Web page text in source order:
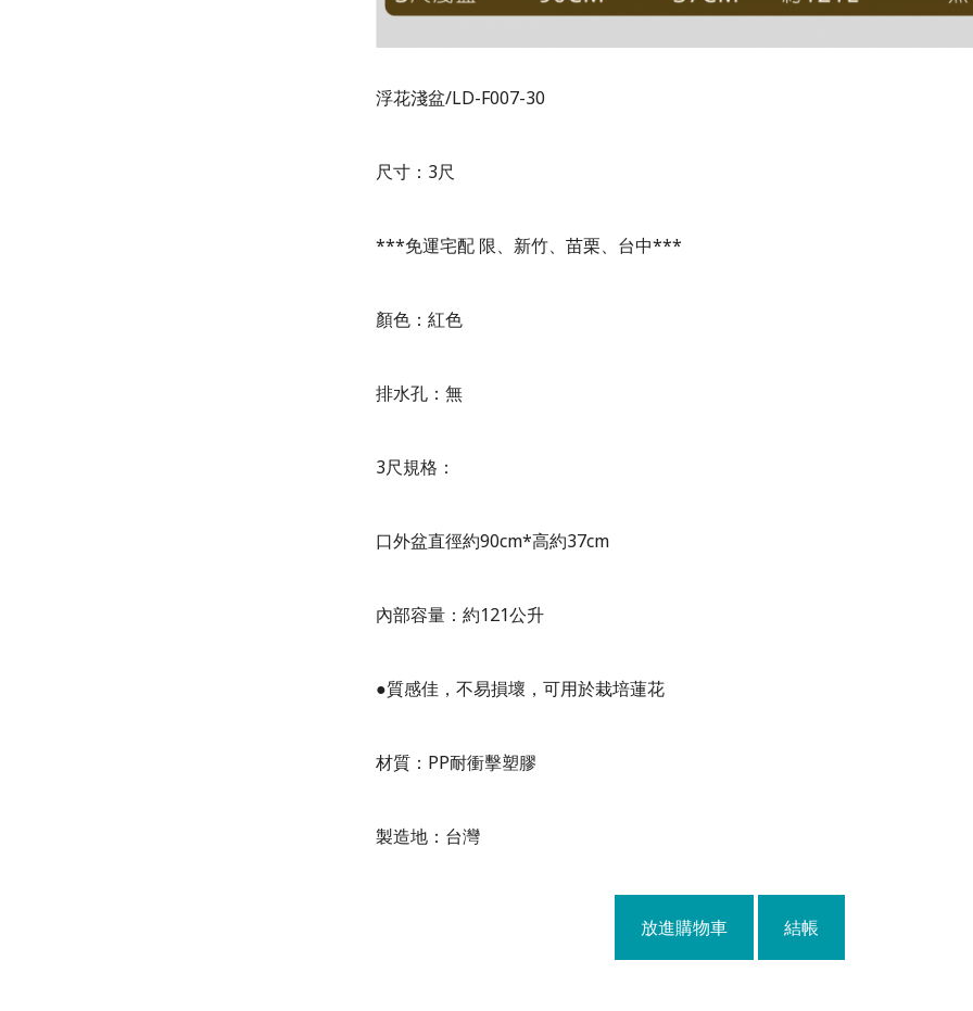
浮花淺盆/LD-F007-30
尺寸：3尺
***免運宅配 限、新竹、苗栗、台中***
顏色：紅色
排水孔：無
3尺規格：
口外盆直徑約90cm*高約37cm
內部容量：約121公升
●質感佳，不易損壞，可用於栽培蓮花
材質：PP耐衝擊塑膠
製造地：台灣
放進購物車 結帳